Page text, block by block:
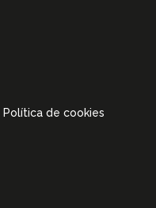
Política de cookies